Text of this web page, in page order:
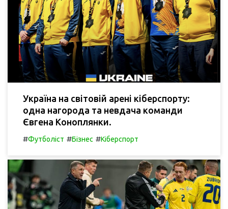
Україна на світовій арені кіберспорту:
одна нагорода та невдача команди
Євгена Коноплянки.
#Футболіст #Бізнес #Кіберспорт